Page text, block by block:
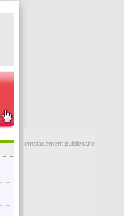
emplacement publicitaire